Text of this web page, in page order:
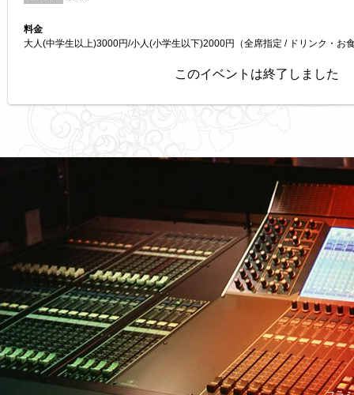
料金
大人(中学生以上)3000円/小人(小学生以下)2000円（全席指定 / ドリンク・お
このイベントは終了しました